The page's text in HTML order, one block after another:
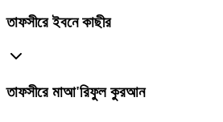
তাফসীরে ইবনে কাছীর
তাফসীরে মাআ'রিফুল কুরআন